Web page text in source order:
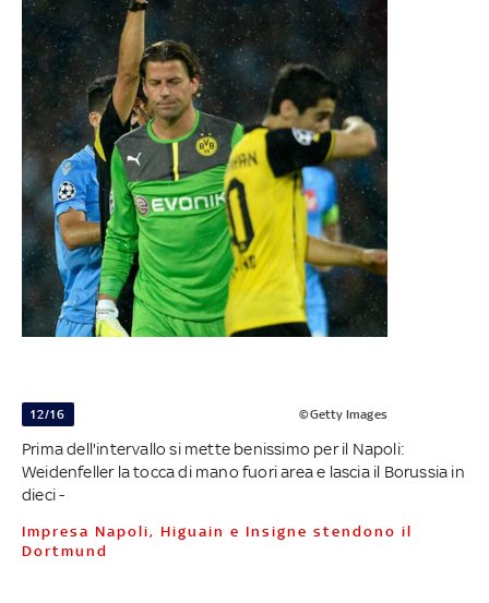
12/16 ©Getty Images
Prima dell'intervallo si mette benissimo per il Napoli:
Weidenfeller la tocca di mano fuori area e lascia il Borussia in
dieci -
Impresa Napoli, Higuain e Insigne stendono il
Dortmund